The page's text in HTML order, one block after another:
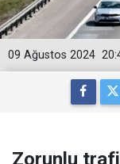
09 Ağustos 2024
Zorunlu